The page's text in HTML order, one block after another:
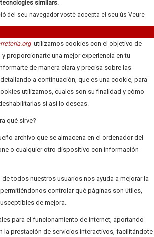
similars.
del seu navegador vostè accepta el seu ús Veure
utilizamos cookies con el objetivo de
proporcionarte una mejor experiencia en tu
de manera clara y precisa sobre las
a continuación, que es una cookie, para
utilizamos, cuales son su finalidad y cómo
si así lo deseas.
qué sirve?
archivo que se almacena en el ordenador del
o cualquier otro dispositivo con información
todos nuestros usuarios nos ayuda a mejorar la
controlar qué páginas son útiles,
de mejora.
para el funcionamiento de internet, aportando
la prestación de servicios interactivos, facilitándote